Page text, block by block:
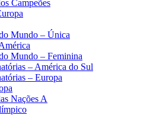
Campeões
Mundo – Única
Mundo – Feminina
– América do Sul
– Europa
Nações A